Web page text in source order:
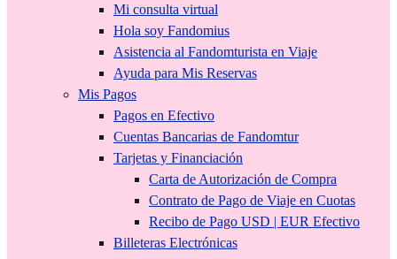
Mi consulta virtual
Hola soy Fandomius
Asistencia al Fandomturista en Viaje
Ayuda para Mis Reservas
Mis Pagos
Pagos en Efectivo
Cuentas Bancarias de Fandomtur
Tarjetas y Financiación
Carta de Autorización de Compra
Contrato de Pago de Viaje en Cuotas
Recibo de Pago USD | EUR Efectivo
Billeteras Electrónicas